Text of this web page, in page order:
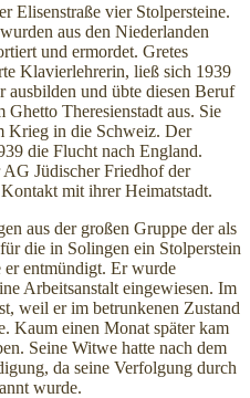
Elisenstraße vier Stolpersteine.
aus den Niederlanden
und ermordet. Gretes
Klavierlehrerin, ließ sich 1939
und übte diesen Beruf
Theresienstadt aus. Sie
Krieg in die Schweiz. Der
die Flucht nach England.
Jüdischer Friedhof der
mit ihrer Heimatstadt.
aus der großen Gruppe der als
die in Solingen ein Stolperstein
entmündigt. Er wurde
Arbeitsanstalt eingewiesen. Im
weil er im betrunkenen Zustand
Kaum einen Monat später kam
Seine Witwe hatte nach dem
da seine Verfolgung durch
wurde.